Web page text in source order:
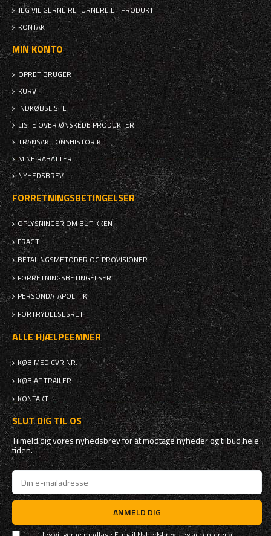
JEG VIL GERNE RETURNERE ET PRODUKT
KONTAKT
MIN KONTO
OPRET BRUGER
KURV
INDKØBSLISTE
LISTE OVER ØNSKEDE PRODUKTER
TRANSAKTIONSHISTORIK
MINE RABATTER
NYHEDSBREV
FORRETNINGSBETINGELSER
OPLYSNINGER OM BUTIKKEN
FRAGT
BETALINGSMETODER OG PROVISIONER
FORRETNINGSBETINGELSER
PERSONDATAPOLITIK
FORTRYDELSESRET
ALLE HJÆLPEEMNER
KØB MED CVR NR.
KØB AF TRAILER
KONTAKT
SLUT DIG TIL OS
Tilmeld dig vores nyhedsbrev for at modtage nyheder og tilbud hele
tiden.
ANMELD DIG